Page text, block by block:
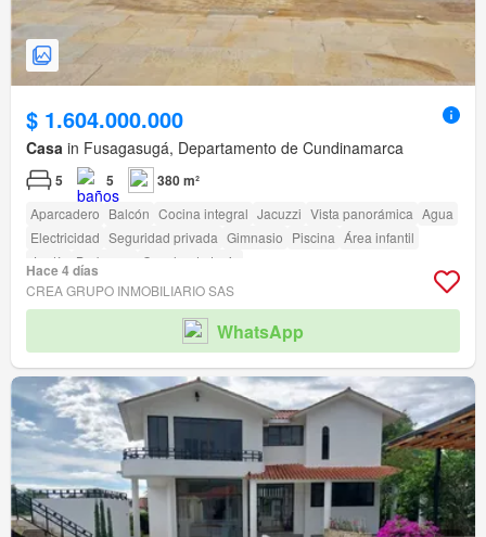
$ 1.604.000.000
Casa in Fusagasugá, Departamento de Cundinamarca
5 5 380 m²
Aparcadero Balcón Cocina integral Jacuzzi Vista panorámica Agua
Electricidad Seguridad privada Gimnasio Piscina Área infantil
Jardín
Barbecue Cancha de tenis
Hace 4 días
CREA GRUPO INMOBILIARIO SAS
WhatsApp